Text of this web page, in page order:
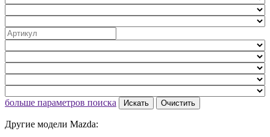
больше параметров поиска Искать Очистить
Другие модели Mazda: